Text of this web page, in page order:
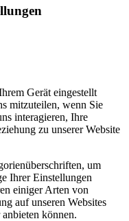
Gerät eingestellt
mitzuteilen, wenn Sie
interagieren, Ihre
zu unserer Website
um
Ihrer Einstellungen
einiger Arten von
auf unseren Websites
können.